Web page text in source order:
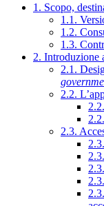
1. Scopo,
1.1.
1.2.
1.3.
2. Introduzione
2.1.
2.2.
2.3.